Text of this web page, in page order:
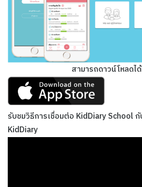
สามารถดาวน์โหลดไ
รับชมวิธีการเชื่อมต่อ KidDiary School
KidDiary